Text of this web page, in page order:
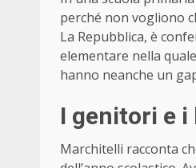
perché non vogliono
La Repubblica, è
elementare nella
hanno neanche un
I genitori e
Marchitelli racconta